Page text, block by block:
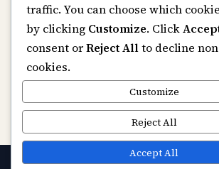
online casino cz
casino online
zahraniční online casino
online casino zonder cruks
gokken zonder cruks
casino not on gamstop
casinos not on gamstop
Kèo Nhà Cái
https://keonhacai5.ae.org/
traffic. You can choose which
by clicking Customize. Click
consent orReject Allto decline
cookies.
Customize
Reject All
Accept All